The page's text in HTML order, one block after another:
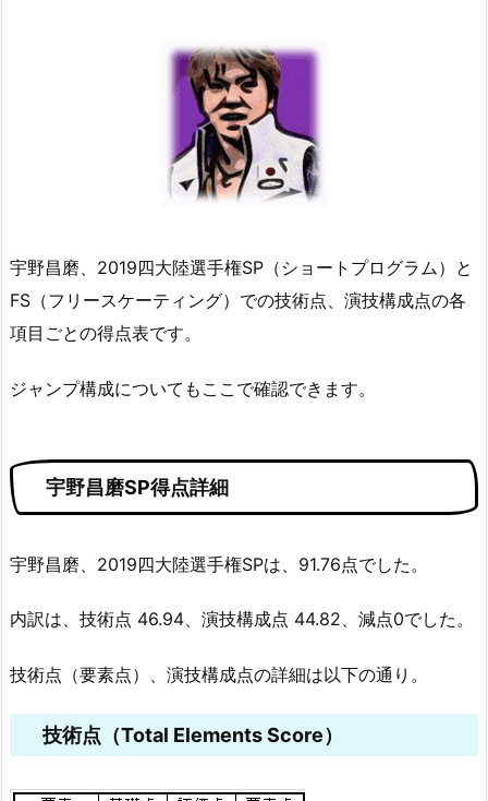
宇野昌磨、2019四大陸選手権SP（ショートプログラム）と
FS（フリースケーティング）での技術点、演技構成点の各
項目ごとの得点表です。
ジャンプ構成についてもここで確認できます。
宇野昌磨SP得点詳細
宇野昌磨、2019四大陸選手権SPは、91.76点でした。
内訳は、技術点 46.94、演技構成点 44.82、減点0でした。
技術点（要素点）、演技構成点の詳細は以下の通り。
技術点（Total Elements Score）